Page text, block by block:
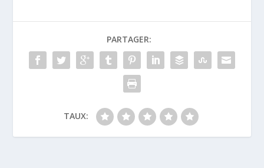
PARTAGER:
TAUX: